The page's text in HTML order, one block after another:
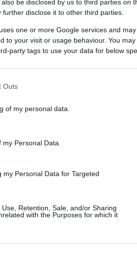
be disclosed by us to third parties on
further disclose it to other third parties.
one or more Google services and
to your visit or usage behaviour. You
party tags to use your data for below
Outs
of my personal data.
Personal Data.
Personal Data for Targeted
Retention, Sale, and/or Sharing
with the Purposes for which it
Νάγκετς ο Λόνι Γουόκερ
Viohalco: Αυξημένος κατά
εκατ. ευρώ τα EBITDA
Διοικούσα Επιτροπή και νέο